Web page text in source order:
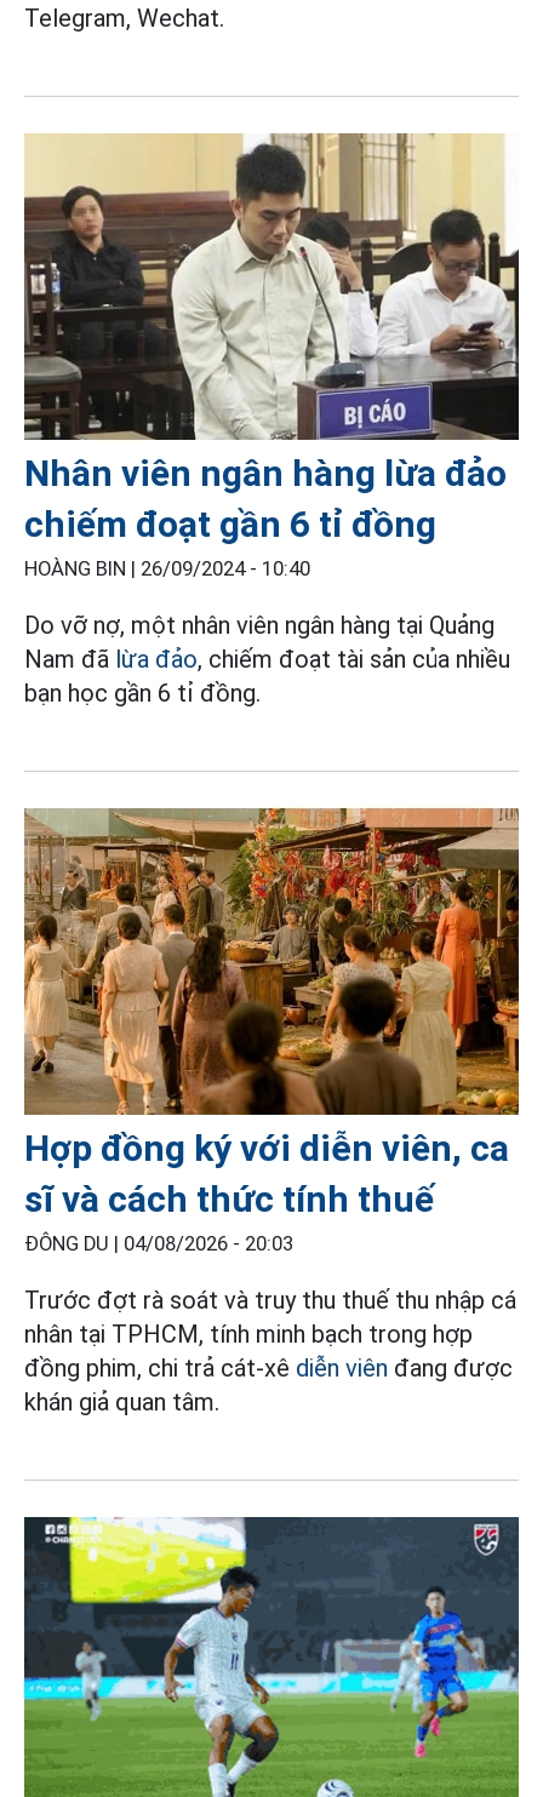
Telegram, Wechat.
Nhân viên ngân hàng lừa đảo
chiếm đoạt gần 6 tỉ đồng
HOÀNG BIN | 26/09/2024 - 10:40
Do vỡ nợ, một nhân viên ngân hàng tại Quảng
Nam đã lừa đảo, chiếm đoạt tài sản của nhiều
bạn học gần 6 tỉ đồng.
Hợp đồng ký với diễn viên, ca
sĩ và cách thức tính thuế
ĐÔNG DU | 04/08/2026 - 20:03
Trước đợt rà soát và truy thu thuế thu nhập cá
nhân tại TPHCM, tính minh bạch trong hợp
đồng phim, chi trả cát-xê diễn viên đang được
khán giả quan tâm.